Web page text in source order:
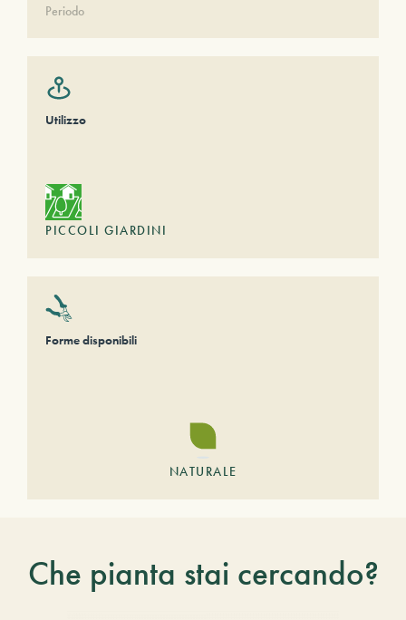
Periodo
Utilizzo
PICCOLI GIARDINI
Forme disponibili
NATURALE
Che pianta stai cercando?